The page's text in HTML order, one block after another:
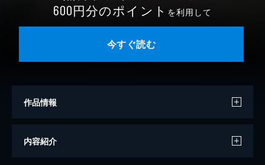
600円分のポイント を利用して
今すぐ読む
作品情報
作画
内容紹介